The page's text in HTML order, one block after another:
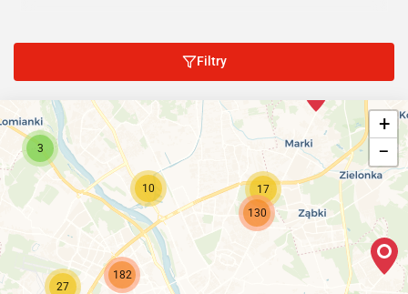
Filtry
182
130
17
27
10
3
+
−